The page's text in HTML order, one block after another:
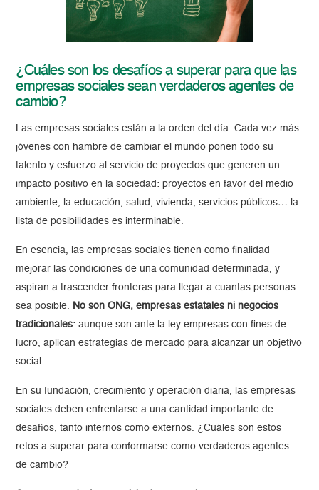
¿Cuáles son los desafíos a superar para que las
empresas sociales sean verdaderos agentes de
cambio?
Las empresas sociales están a la orden del día. Cada vez más
jóvenes con hambre de cambiar el mundo ponen todo su
talento y esfuerzo al servicio de proyectos que generen un
impacto positivo en la sociedad: proyectos en favor del medio
ambiente, la educación, salud, vivienda, servicios públicos… la
lista de posibilidades es interminable.
En esencia, las empresas sociales tienen como finalidad
mejorar las condiciones de una comunidad determinada, y
aspiran a trascender fronteras para llegar a cuantas personas
sea posible. No son ONG, empresas estatales ni negocios
tradicionales: aunque son ante la ley empresas con fines de
lucro, aplican estrategias de mercado para alcanzar un objetivo
social.
En su fundación, crecimiento y operación diaria, las empresas
sociales deben enfrentarse a una cantidad importante de
desafíos, tanto internos como externos. ¿Cuáles son estos
retos a superar para conformarse como verdaderos agentes
de cambio?